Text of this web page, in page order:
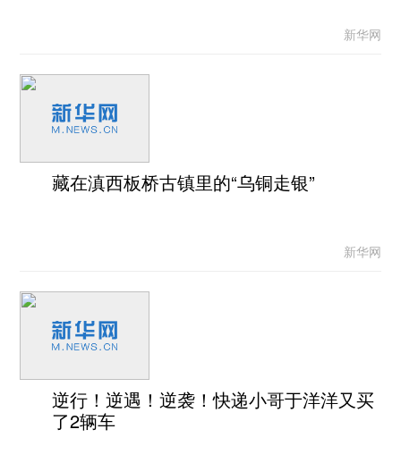
新华网
藏在滇西板桥古镇里的“乌铜走银”
新华网
逆行！逆遇！逆袭！快递小哥于洋洋又买
了2辆车